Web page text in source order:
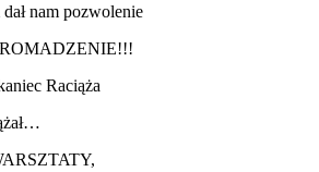
nam pozwolenie
Raciąża